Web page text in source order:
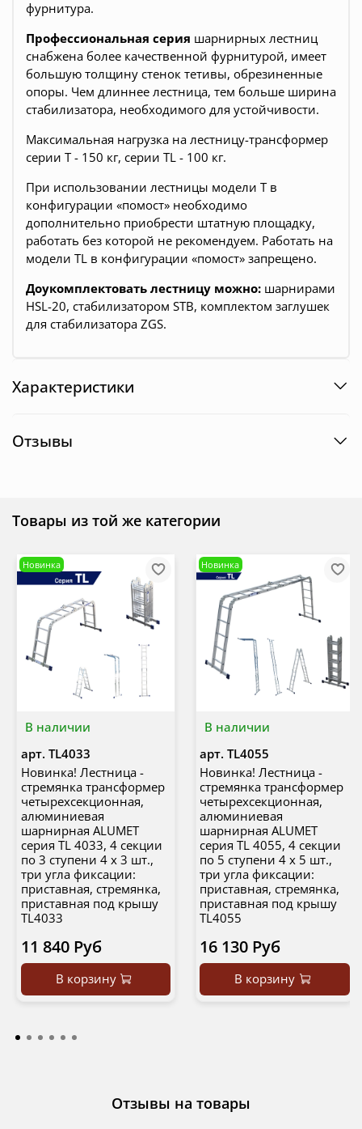
фурнитура.
Профессиональная серия шарнирных лестниц
снабжена более качественной фурнитурой, имеет
большую толщину стенок тетивы, обрезиненные
опоры. Чем длиннее лестница, тем больше ширина
стабилизатора, необходимого для устойчивости.
Максимальная нагрузка на лестницу-трансформер
серии T - 150 кг, серии TL - 100 кг.
При использовании лестницы модели T в
конфигурации «помост» необходимо
дополнительно приобрести штатную площадку,
работать без которой не рекомендуем. Работать на
модели TL в конфигурации «помост» запрещено.
Доукомплектовать лестницу можно: шарнирами
HSL-20, стабилизатором STB, комплектом заглушек
для стабилизатора ZGS.
Характеристики
Отзывы
Товары из той же категории
В наличии
Новинка
арт. ТL4033
Новинка! Лестница -
стремянка трансформер
четырехсекционная,
алюминиевая
шарнирная ALUMET
серия TL 4033, 4 секции
по 3 ступени 4 х 3 шт.,
три угла фиксации:
приставная, стремянка,
приставная под крышу
TL4033
11 840 Руб
В корзину
В наличии
Новинка
арт. ТL4055
Новинка! Лестница -
стремянка трансформер
четырехсекционная,
алюминиевая
шарнирная ALUMET
серия TL 4055, 4 секции
по 5 ступени 4 х 5 шт.,
три угла фиксации:
приставная, стремянка,
приставная под крышу
TL4055
16 130 Руб
В корзину
Отзывы на товары